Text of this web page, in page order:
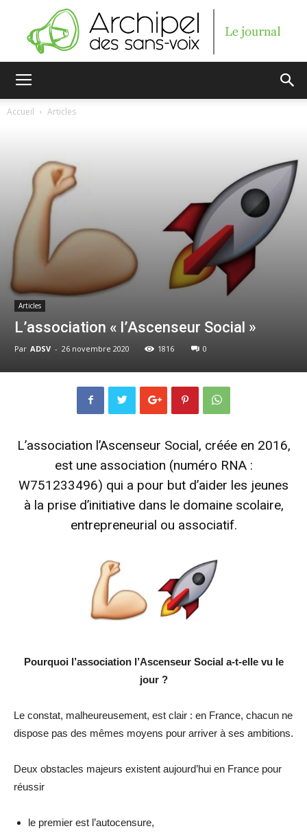
Accueil Articles
Articles
L’association « l’Ascenseur Social »
Par ADSV - 26 novembre 2020 1816 0
L’association l’Ascenseur Social, créée en 2016,
est une association (numéro RNA :
W751233496) qui a pour but d’aider les jeunes
à la prise d’initiative dans le domaine scolaire,
entrepreneurial ou associatif.
Pourquoi l’association l’Ascenseur Social a-t-elle vu le
jour ?
Le constat, malheureusement, est clair : en France, chacun ne
dispose pas des mêmes moyens pour arriver à ses ambitions.
Deux obstacles majeurs existent aujourd’hui en France pour
réussir
le premier est l’autocensure,